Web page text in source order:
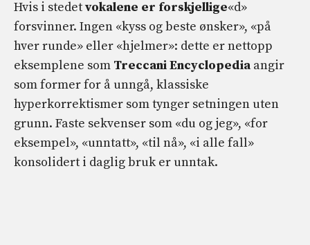
Hvis i stedetvokalene er forskjellige«d»
forsvinner. Ingen «kyss og beste ønsker», «på
hver runde» eller «hjelmer»: dette er nettopp
eksemplene som Treccani Encyclopedia angir
som former for å unngå, klassiske
hyperkorrektismer som tynger setningen uten
grunn. Faste sekvenser som «du og jeg», «for
eksempel», «unntatt», «til nå», «i alle fall»
konsolidert i daglig bruk er unntak.